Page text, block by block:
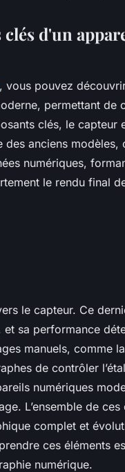
clés d'un
, vous pouvez
permettant de
clés, le capteur
anciens
numériques,
le rendu final
le capteur. Ce
sa performance
manuels, comme
de contrôler
numériques
L’ensemble de
complet et
ces éléments
numérique.